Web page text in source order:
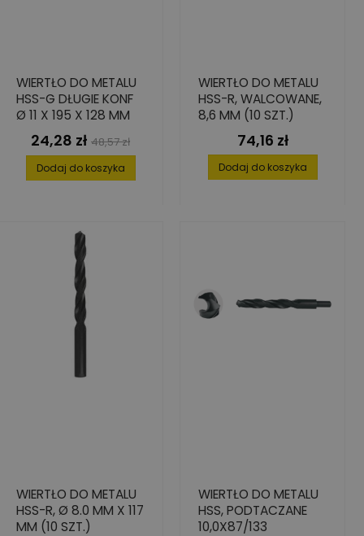
WIERTŁO DO METALU
HSS-G DŁUGIE KONF
Ø 11 X 195 X 128 MM
Cena
24,28 zł Cena
podstawowa
48,57 zł
Dodaj do koszyka
WIERTŁO DO METALU
HSS-R, WALCOWANE,
8,6 MM (10 SZT.)
Cena
74,16 zł
Dodaj do koszyka
WIERTŁO DO METALU
HSS-R, Ø 8.0 MM X 117
MM (10 SZT.)
WIERTŁO DO METALU
HSS, PODTACZANE
10,0X87/133